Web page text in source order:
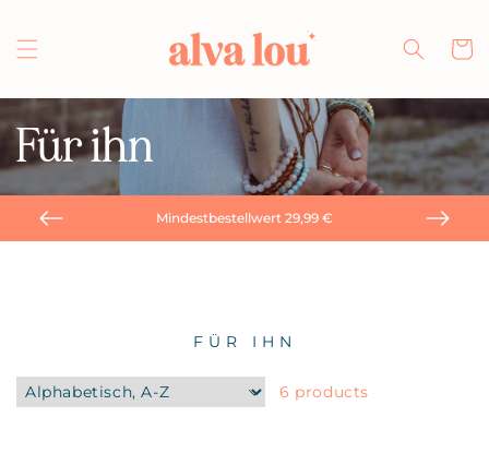
Inhalt
Für ihn
Mindestbestellwert 29,99 €
FÜR IHN
6 products